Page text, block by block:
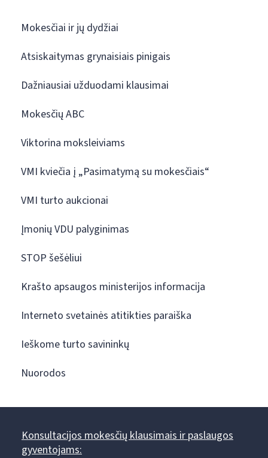
Mokesčiai ir jų dydžiai
Atsiskaitymas grynaisiais pinigais
Dažniausiai užduodami klausimai
Mokesčių ABC
Viktorina moksleiviams
VMI kviečia į „Pasimatymą su mokesčiais“
VMI turto aukcionai
Įmonių VDU palyginimas
STOP šešėliui
Krašto apsaugos ministerijos informacija
Interneto svetainės atitikties paraiška
Ieškome turto savininkų
Nuorodos
Konsultacijos mokesčių klausimais ir paslaugos
gyventojams: